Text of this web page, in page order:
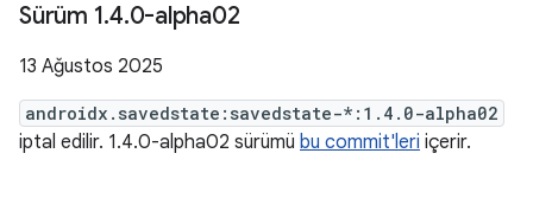
Sürüm 1.4.0-alpha02
13 Ağustos 2025
androidx.savedstate:savedstate-*:1.4.0-alpha02
iptal edilir. 1.4.0-alpha02 sürümü bu commit'leri içerir.